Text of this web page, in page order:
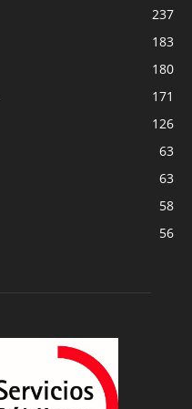
237
183
180
171
126
63
63
58
56